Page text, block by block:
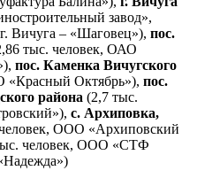
завод»,
Вичуга – «Шаговец»), пос.
тыс. человек, ОАО
пос. Каменка Вичугского
«Красный Октябрь»), пос.
района (2,7 тыс.
с. Архиповка,
ООО «Архиповский
человек, ООО «СТФ